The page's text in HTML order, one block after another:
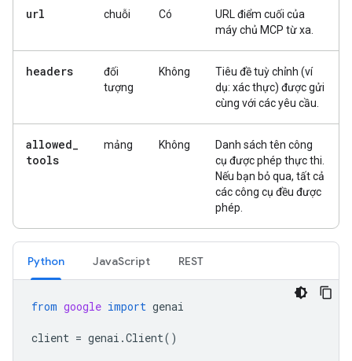
url chuỗi Có
URL điểm cuối của
máy chủ MCP từ xa.
headers
đối
tượng
Không
Tiêu đề tuỳ chỉnh (ví
dụ: xác thực) được gửi
cùng với các yêu cầu.
allowed_
tools
mảng Không
Danh sách tên công
cụ được phép thực thi.
Nếu bạn bỏ qua, tất cả
các công cụ đều được
phép.
Python JavaScript REST
from google import genai
client = genai .Client()